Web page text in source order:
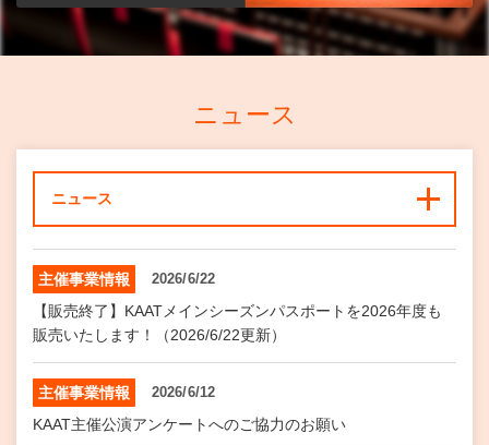
ニュース
ニュース
主催事業情報 2026/6/22
【販売終了】KAATメインシーズンパスポートを2026年度も
販売いたします！（2026/6/22更新）
主催事業情報 2026/6/12
KAAT主催公演アンケートへのご協力のお願い